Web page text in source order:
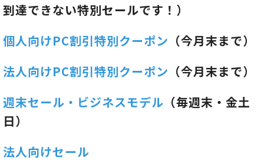
到達できない特別セールです！）
個人向けPC割引特別クーポン （今月末まで）
法人向けPC割引特別クーポン （今月末まで）
週末セール・ビジネスモデル （毎週末・金土
日）
法人向けセール